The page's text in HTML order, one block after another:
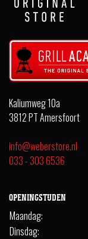
Kaliumweg 10a
3812 PT Amersfoort
info@weberstore.nl
033 - 303 6536
OPENINGSTIJDEN
Maandag:
Dinsdag: